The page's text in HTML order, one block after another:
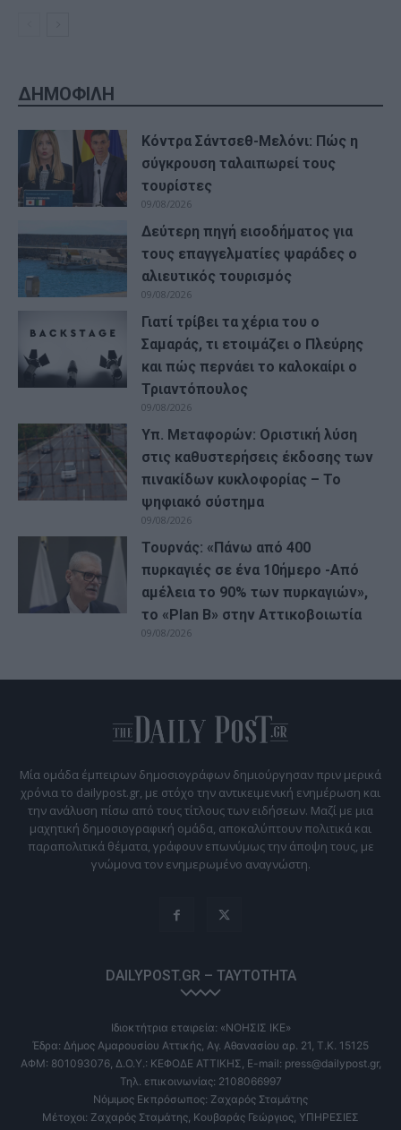
ΔΗΜΟΦΙΛΗ
Κόντρα Σάντσεθ-Μελόνι: Πώς η
σύγκρουση ταλαιπωρεί τους
τουρίστες
09/08/2026
Δεύτερη πηγή εισοδήματος για
τους επαγγελματίες ψαράδες ο
αλιευτικός τουρισμός
09/08/2026
Γιατί τρίβει τα χέρια του ο
Σαμαράς, τι ετοιμάζει ο Πλεύρης
και πώς περνάει το καλοκαίρι ο
Τριαντόπουλος
09/08/2026
Υπ. Μεταφορών: Οριστική λύση
στις καθυστερήσεις έκδοσης των
πινακίδων κυκλοφορίας – Το
ψηφιακό σύστημα
09/08/2026
Τουρνάς: «Πάνω από 400
πυρκαγιές σε ένα 10ήμερο -Από
αμέλεια το 90% των πυρκαγιών»,
το «Plan B» στην Αττικοβοιωτία
09/08/2026
Μία ομάδα έμπειρων δημοσιογράφων δημιούργησαν πριν μερικά
χρόνια το dailypost.gr, με στόχο την αντικειμενική ενημέρωση και
την ανάλυση πίσω από τους τίτλους των ειδήσεων. Μαζί με μια
μαχητική δημοσιογραφική ομάδα, αποκαλύπτουν πολιτικά και
παραπολιτικά θέματα, γράφουν επωνύμως την άποψη τους, με
γνώμονα τον ενημερωμένο αναγνώστη.
DAILYPOST.GR – ΤΑΥΤΌΤΗΤΑ
Ιδιοκτήτρια εταιρεία: «ΝΟΗΣΙΣ ΙΚΕ»
Έδρα: Δήμος Αμαρουσίου Αττικής, Αγ. Αθανασίου αρ. 21, Τ.Κ. 15125
ΑΦΜ: 801093076, Δ.Ο.Υ.: ΚΕΦΟΔΕ ΑΤΤΙΚΗΣ, E-mail: press@dailypost.gr,
Τηλ. επικοινωνίας: 2108066997
Νόμιμος Εκπρόσωπος: Ζαχαρός Σταμάτης
Μέτοχοι: Ζαχαρός Σταμάτης, Κουβαράς Γεώργιος, ΥΠΗΡΕΣΙΕΣ